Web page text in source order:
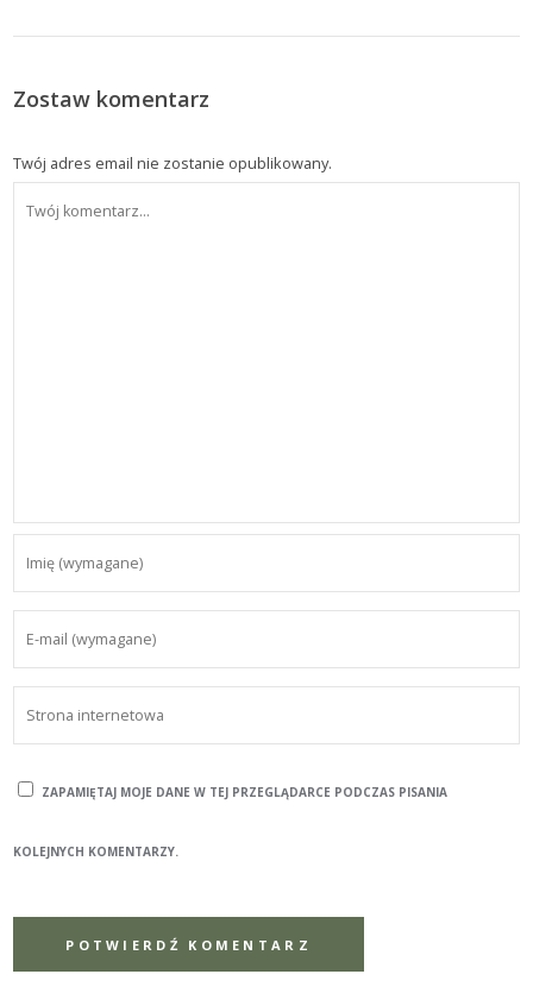
Zostaw komentarz
Twój adres email nie zostanie opublikowany.
ZAPAMIĘTAJ MOJE DANE W TEJ PRZEGLĄDARCE PODCZAS PISANIA
KOLEJNYCH KOMENTARZY.